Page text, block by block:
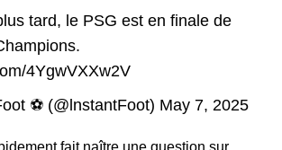
tard, le PSG est en finale de
4YgwVXXw2V
⚽️ (@lnstantFoot) May 7, 2025
fait naître une question sur